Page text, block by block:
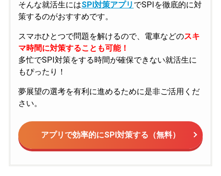
そんな就活生にはSPI対策アプリ でSPIを徹底的に対
策するのがおすすめです。
スマホひとつで問題を解けるので、電車などのスキ
マ時間に対策することも可能！
多忙でSPI対策をする時間が確保できない就活生に
もぴったり！
夢展望の選考を有利に進めるために是非ご活用くだ
さい。
アプリで効率的にSPI対策する（無料）